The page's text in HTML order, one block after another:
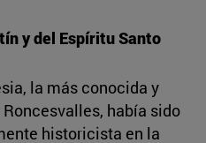
y del Espíritu Santo
la más conocida y
había sido
historicista en la